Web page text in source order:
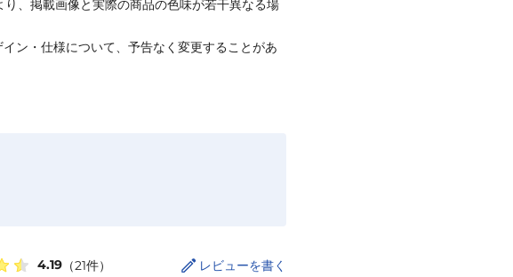
、掲載画像と実際の商品の色味が若干異なる場
ン・仕様について、予告なく変更することがあ
4.19 （21件） レビューを書く